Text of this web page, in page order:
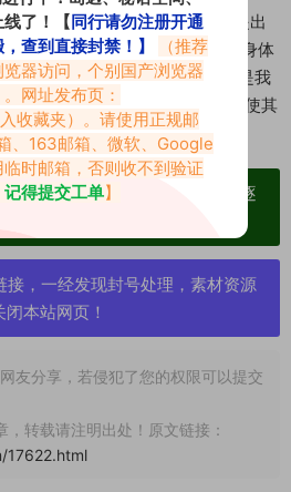
宾在TEDxShanghai的演讲中提出
前展示曲线时，是在行使对自我身体
，摄影师调整光圈，我的身体是我
争议转化为话语权争夺的智慧，使其
实践样本。
一整合分享、素材高度去重复、逐
接，一经发现封号处理，素材资源
本站网页！
友分享，若侵犯了您的权限可以提交
转载请注明出处！原文链接：
17622.html
了！【同行请勿注册开通
查到直接封禁！】
（推荐
器访问，个别国产浏览器
网址发布页：
入收藏夹）。请使用正规邮
、163邮箱、微软、Google
时邮箱，否则收不到验证
得提交工单】